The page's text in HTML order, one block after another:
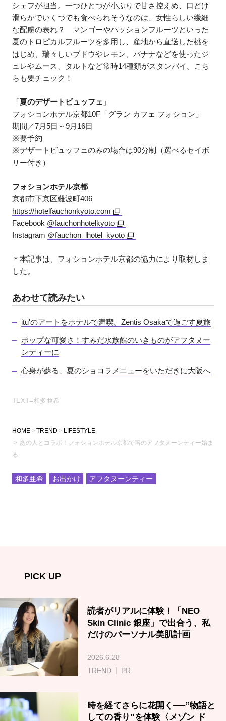
シェフが担当。一つひとつが小ぶりで甘さ控えめ、口どけ
滑らかでいくつでも食べられそうなのは、女性らしい繊細
な配慮の表れ？ マンゴーやパッションフルーツといった
夏のトロピカルフルーツを多用し、産地から直送した桃を
はじめ、瑞々しいブドウやレモン、バナナなどを使ったジ
ュレやムース、タルトなど常時14種類がスタンバイ。こち
らも要チェック！
「夏のデザートビュッフェ」
フォションホテル京都10F「グラン カフェ フォション」
期間／7月5日～9月16日
※要予約
※デザートビュッフェのみの場合は90分制（選べるセイボ
リー付き）
フォションホテル京都
京都市下京区難波町406
https://hotelfauchonkyoto.com
Facebook @fauchonhotelkyoto
Instagram ＠fauchon_lhotel_kyoto
＊本記事は、フォションホテル京都の協力により取材しま
した。
あわせて読みたい
itu'のアートをホテルで満喫。Zentis Osakaで過ごす夏旅
ポップな可愛さ！すみだ水族館のいきものがアフタヌー
ンティーに
心身が蘇る、夏のショコラメニューをいただきに大阪へ
TEXT=和多亜希
HOME TREND
LIFESTYLE
あの人とコラボ！フォションホテル京都で噂のアフタヌーンティー始ま
る
和多亜希 お出かけ アフタヌーンティー
PICK UP
読者がリアルに体験！「NEO
Skin Clinic 銀座」で出合う、私
だけのパーソナル美肌計画
2026.6.28
TREND
PR
時を経てさらに花開く──‟物語と
しての香り”を体験〈メゾン ド